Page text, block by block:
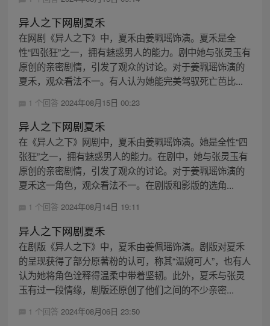
异人之下网剧夏禾
在网剧《异人之下》中，夏禾由姜珮瑶饰演。夏禾是全
性“四张狂”之一，拥有魅惑男人的能力。剧中她与张灵玉有
原创的亲密剧情，引发了观众的讨论。对于姜珮瑶饰演的
夏禾，观众看法不一。有人认为她能完美驾驭死亡芭比...
1 个回答 2024年08月15日 00:23
异人之下网剧夏禾
在《异人之下》网剧中，夏禾由姜珮瑶饰演。她是全性“四
张狂”之一，拥有魅惑男人的能力。在剧中，她与张灵玉有
原创的亲密剧情，引发了观众的讨论。对于姜珮瑶饰演的
夏禾这一角色，观众看法不一。在剧版和影版的选角...
1 个回答 2024年08月14日 19:11
异人之下网剧夏禾
在剧版《异人之下》中，夏禾由姜佩瑶饰演。剧版对夏禾
的呈现获得了部分原著粉的认可，称其“温婉可人”，也有人
认为她将角色诠释得温柔中带着坚韧。此外，夏禾与张灵
玉有过一段情缘，剧版还原创了他们之间的不少亲密...
1 个回答 2024年08月06日 23:50